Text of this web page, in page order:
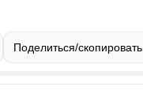
Поделиться/скопировать